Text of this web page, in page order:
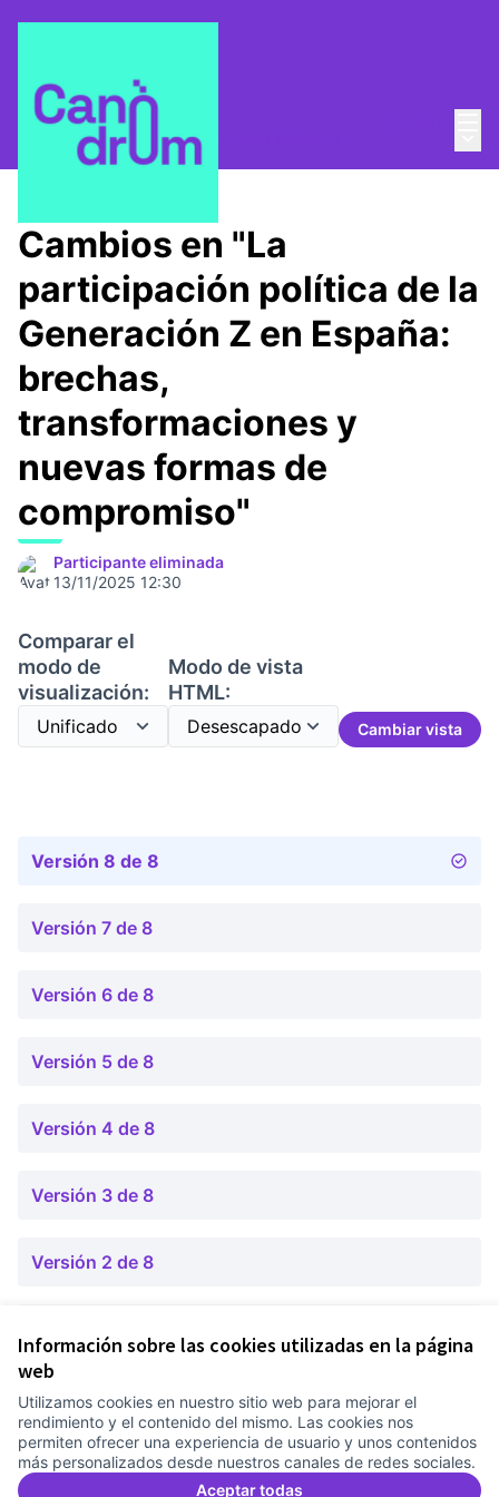
Información sobre las cookies utilizadas en la página
web
Utilizamos cookies en nuestro sitio web para mejorar el
rendimiento y el contenido del mismo. Las cookies nos
permiten ofrecer una experiencia de usuario y unos contenidos
más personalizados desde nuestros canales de redes sociales.
Aceptar todas
¿Quienes somos? / Canòdrom Abierto
Cambios en "La
participación política de la
Generación Z en España:
brechas,
transformaciones y
nuevas formas de
compromiso"
Participante eliminada
13/11/2025 12:30
Comparar el
modo de
visualización:
Modo de vista
HTML:
Cambiar vista
Versión 8 de 8
Versión 7 de 8
Versión 6 de 8
Versión 5 de 8
Versión 4 de 8
Versión 3 de 8
Versión 2 de 8
Términos y condiciones de uso
Configuración de cookies
Comunitat Canòdrom en Facebook
(Link extern)
Comunitat Canòdrom en Instagram
(Link extern)
Comunitat Canòdrom en YouTube
(Link extern)
Castellano
Triar la llenguaElegir el idiomaChoose language